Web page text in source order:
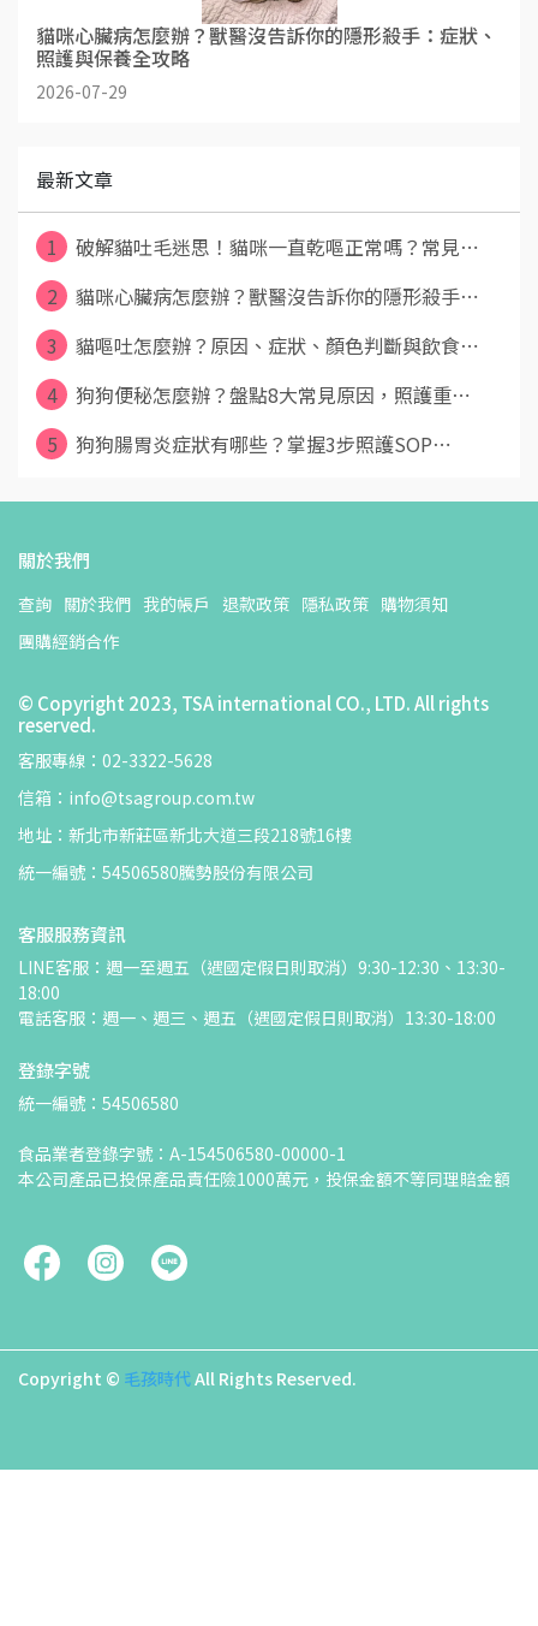
貓咪心臟病怎麼辦？獸醫沒告訴你的隱形殺手：症狀、
照護與保養全攻略
2026-07-29
最新文章
1
破解貓吐毛迷思！貓咪一直乾嘔正常嗎？常見⋯
2
貓咪心臟病怎麼辦？獸醫沒告訴你的隱形殺手⋯
3
貓嘔吐怎麼辦？原因、症狀、顏色判斷與飲食⋯
4
狗狗便秘怎麼辦？盤點8大常見原因，照護重⋯
5
狗狗腸胃炎症狀有哪些？掌握3步照護SOP⋯
關於我們
查詢 關於我們 我的帳戶 退款政策 隱私政策 購物須知
團購經銷合作
© Copyright 2023, TSA international CO., LTD. All rights
reserved.
客服專線：02-3322-5628
信箱：info@tsagroup.com.tw
地址：新北市新莊區新北大道三段218號16樓
統一編號：54506580騰勢股份有限公司
客服服務資訊
LINE客服：週一至週五（遇國定假日則取消）9:30-12:30、13:30-
18:00
電話客服：週一、週三、週五（遇國定假日則取消）13:30-18:00
登錄字號
統一編號：54506580
食品業者登錄字號：A-154506580-00000-1
本公司產品已投保產品責任險1000萬元，投保金額不等同理賠金額
Copyright © 毛孩時代All Rights Reserved.